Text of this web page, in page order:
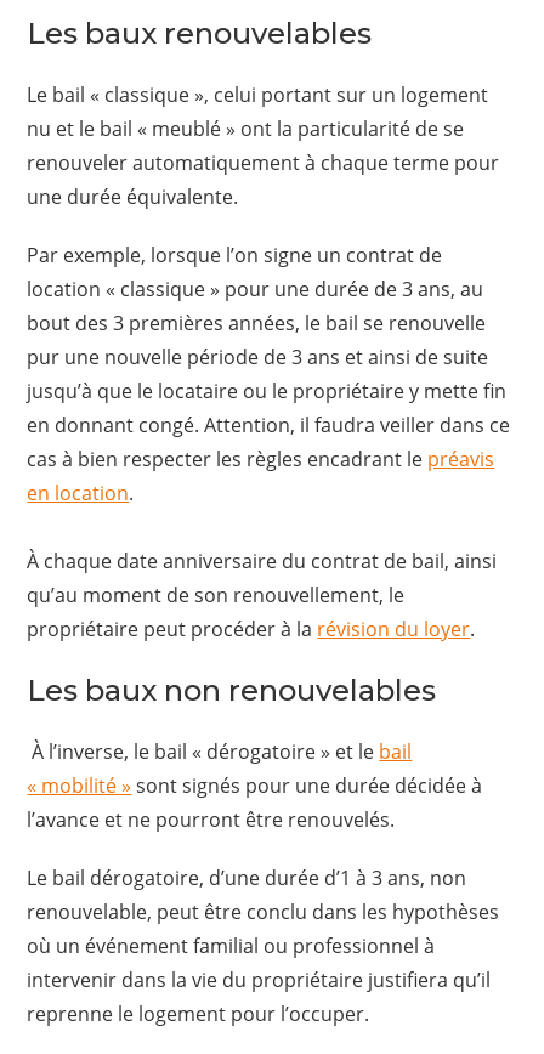
Les baux renouvelables
Le bail « classique », celui portant sur un logement
nu et le bail « meublé » ont la particularité de se
renouveler automatiquement à chaque terme pour
une durée équivalente.
Par exemple, lorsque l’on signe un contrat de
location « classique » pour une durée de 3 ans, au
bout des 3 premières années, le bail se renouvelle
pur une nouvelle période de 3 ans et ainsi de suite
jusqu’à que le locataire ou le propriétaire y mette fin
en donnant congé. Attention, il faudra veiller dans ce
cas à bien respecter les règles encadrant le préavis
en location.
À chaque date anniversaire du contrat de bail, ainsi
qu’au moment de son renouvellement, le
propriétaire peut procéder à la révision du loyer.
Les baux non renouvelables
À l’inverse, le bail « dérogatoire » et le bail
« mobilité » sont signés pour une durée décidée à
l’avance et ne pourront être renouvelés.
Le bail dérogatoire, d’une durée d’1 à 3 ans, non
renouvelable, peut être conclu dans les hypothèses
où un événement familial ou professionnel à
intervenir dans la vie du propriétaire justifiera qu’il
reprenne le logement pour l’occuper.